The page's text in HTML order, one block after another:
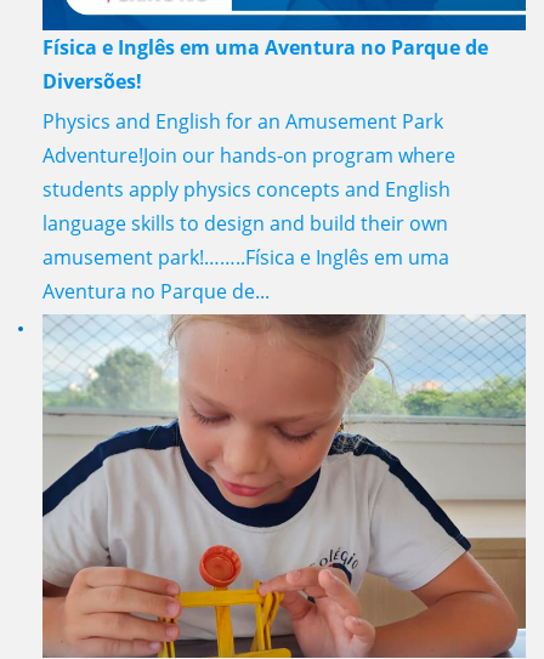
Física e Inglês em uma Aventura no Parque de
Diversões!
Physics and English for an Amusement Park
Adventure!Join our hands-on program where
students apply physics concepts and English
language skills to design and build their own
amusement park!……..Física e Inglês em uma
Aventura no Parque de...